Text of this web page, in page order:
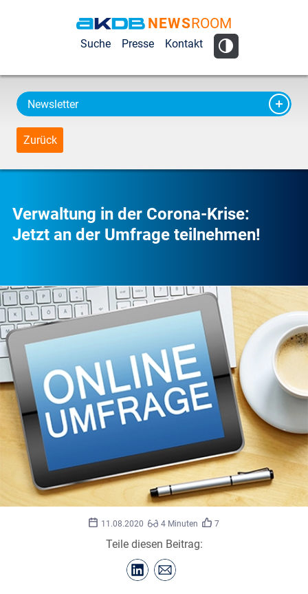
AKDB Anstalt
Kommunale
Datenverarbeitung
in Bayern
NEWSROOM
Suche Presse Kontakt
Newsletter
Zurück
Verwaltung in der Corona-Krise:
Jetzt an der Umfrage teilnehmen!
11.08.2020 4 Minuten 7
Teile diesen Beitrag: